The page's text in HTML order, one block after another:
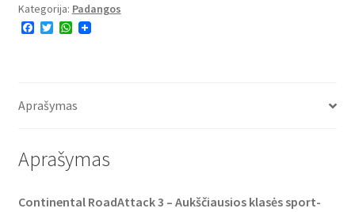
Kategorija: Padangos
F
o
T
r
W
p
Aprašymas
Aprašymas
Continental RoadAttack 3 – Aukščiausios klasės sport-